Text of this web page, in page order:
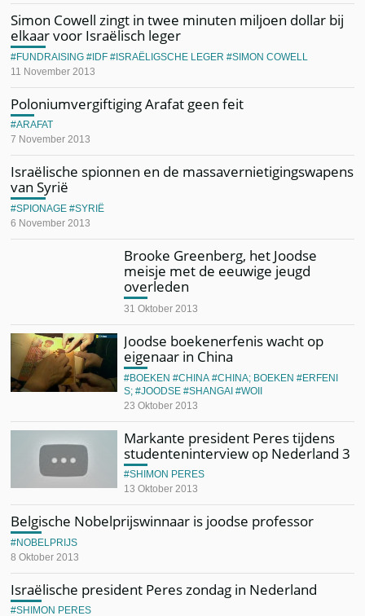
Simon Cowell zingt in twee minuten miljoen dollar bij
elkaar voor Israëlisch leger
11 November 2013
FUNDRAISING IDF ISRAËLIGSCHE LEGER SIMON COWELL
Poloniumvergiftiging Arafat geen feit
7 November 2013
ARAFAT
Israëlische spionnen en de massavernietigingswapens
van Syrië
6 November 2013
SPIONAGE SYRIË
Brooke Greenberg, het Joodse
meisje met de eeuwige jeugd
overleden
31 Oktober 2013
Joodse boekenerfenis wacht op
eigenaar in China
23 Oktober 2013
BOEKEN CHINA CHINA; BOEKEN
ERFENI
S;
JOODSE SHANGAI WOII
Markante president Peres tijdens
studenteninterview op Nederland 3
13 Oktober 2013
SHIMON PERES
Belgische Nobelprijswinnaar is joodse professor
8 Oktober 2013
NOBELPRIJS
Israëlische president Peres zondag in Nederland
SHIMON PERES